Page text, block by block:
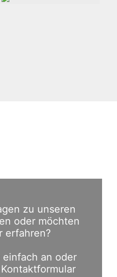
zu unseren
oder möchten
erfahren?
einfach an oder